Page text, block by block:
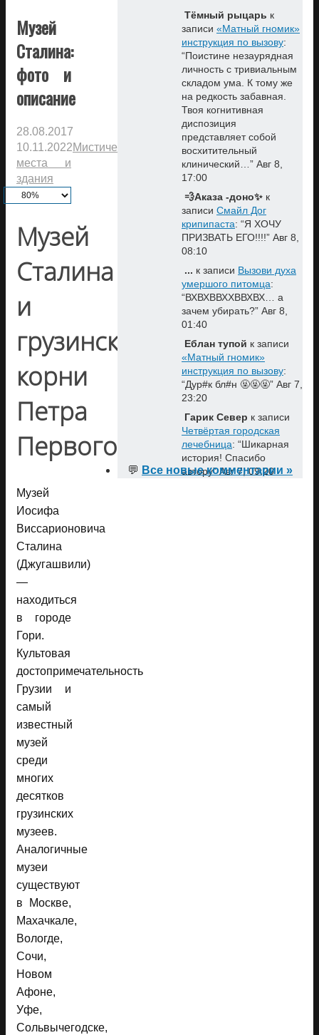
Музей
Сталина:
фото и
описание
28.08.2017
10.11.2022Мистические
места и
здания
Музей
Сталина
и
грузинские
корни
Петра
Первого
Музей
Иосифа
Виссарионовича
Сталина
(Джугашвили)
—
находиться
в городе
Гори.
Культовая
достопримечательность
Грузии и
самый
известный
музей
среди
многих
десятков
грузинских
музеев.
Аналогичные
музеи
существуют
в Москве,
Махачкале,
Вологде,
Сочи,
Новом
Афоне,
Уфе,
Сольвычегодске,
Тёмный рыцарь к
записи «Матный гномик»
инструкция по вызову:
“Поистине незаурядная
личность с тривиальным
складом ума. К тому же
на редкость забавная.
Твоя когнитивная
диспозиция
представляет собой
восхитительный
клинический… ” Авг 8,
17:00
💨Аказа -доно✨ к
записи Смайл Дог
крипипаста: “Я ХОЧУ
ПРИЗВАТЬ ЕГО!!!!” Авг 8,
08:10
... к записи Вызови духа
умершого питомца:
“ВХВХВВХХВВХВХ… а
зачем убирать?” Авг 8,
01:40
Еблан тупой к записи
«Матный гномик»
инструкция по вызову:
“Дур#к бл#н 🤬🤬🤬” Авг 7,
23:20
Гарик Север к записи
Четвёртая городская
лечебница: “Шикарная
история! Спасибо
автору”Авг 7, 09:20
💬 Все новые комментарии »